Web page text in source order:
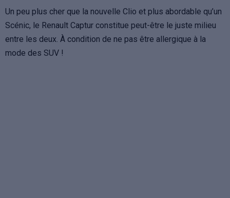
Un peu plus cher que la nouvelle Clio et plus abordable qu’un
Scénic, le Renault Captur constitue peut-être le juste milieu
entre les deux. À condition de ne pas être allergique à la
mode des SUV !